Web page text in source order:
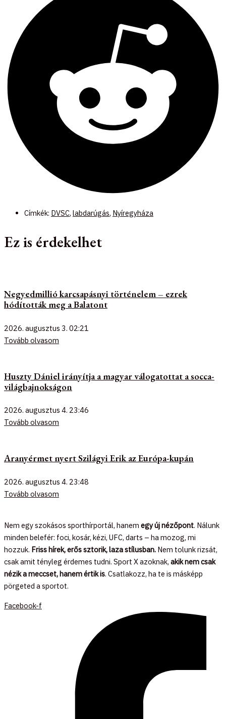
Címkék: DVSC, labdarúgás, Nyíregyháza
Ez is érdekelhet
Negyedmillió karcsapásnyi történelem – ezrek
hódították meg a Balatont
2026. augusztus 3. 02:21
Tovább olvasom
Huszty Dániel irányítja a magyar válogatottat a socca-
világbajnokságon
2026. augusztus 4. 23:46
Tovább olvasom
Aranyérmet nyert Szilágyi Erik az Európa-kupán
2026. augusztus 4. 23:48
Tovább olvasom
Nem egy szokásos sporthírportál, hanem egy új nézőpont. Nálunk
minden belefér: foci, kosár, kézi, UFC, darts – ha mozog, mi
hozzuk. Friss hírek, erős sztorik, laza stílusban. Nem tolunk rizsát,
csak amit tényleg érdemes tudni. Sport X azoknak, akik nem csak
nézik a meccset, hanem értik is. Csatlakozz, ha te is másképp
pörgeted a sportot.
Facebook-f